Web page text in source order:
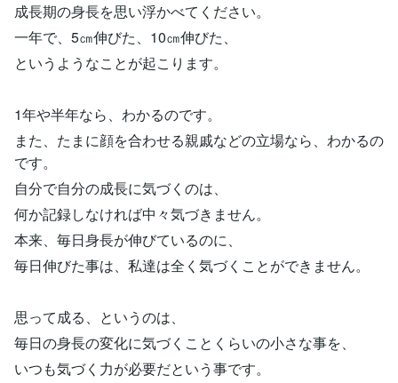
成長期の身長を思い浮かべてください。
一年で、5㎝伸びた、10㎝伸びた、
というようなことが起こります。
1年や半年なら、わかるのです。
また、たまに顔を合わせる親戚などの立場なら、わかるの
です。
自分で自分の成長に気づくのは、
何か記録しなければ中々気づきません。
本来、毎日身長が伸びているのに、
毎日伸びた事は、私達は全く気づくことができません。
思って成る、というのは、
毎日の身長の変化に気づくことくらいの小さな事を、
いつも気づく力が必要だという事です。